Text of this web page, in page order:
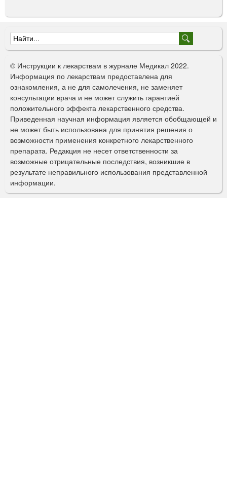
Ф
о
р
м
а
п
о
и
с
к
© Инструкции к лекарствам в журнале Медикал 2022.
Информация по лекарствам предоставлена для
ознакомления, а не для самолечения, не заменяет
консультации врача и не может служить гарантией
положительного эффекта лекарственного средства.
Приведенная научная информация является обобщающей и
не может быть использована для принятия решения о
возможности применения конкретного лекарственного
препарата. Редакция не несет ответственности за
возможные отрицательные последствия, возникшие в
результате неправильного использования представленной
информации.